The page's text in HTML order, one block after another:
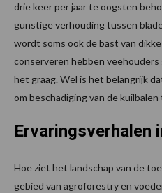
drie keer per jaar te oogsten
gunstige verhouding tussen
wordt soms ook de bast van
conserveren hebben
het graag. Wel is het belangrijk
om beschadiging van de
Ervaringsverhalen
Hoe ziet het landschap van de
gebied van agroforestry en